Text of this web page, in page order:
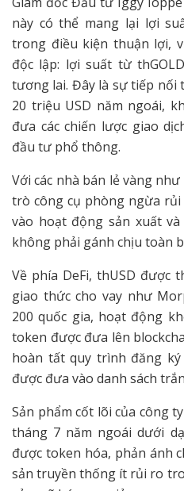
này có thể mang lại lợi
trong điều kiện thuận lợi,
độc lập: lợi suất từ
tương lai. Đây là sự tiếp nối
20 triệu USD năm ngoái,
đưa các chiến lược giao
đầu tư phổ thông.
Với các nhà bán lẻ vàng
trò công cụ phòng ngừa
vào hoạt động sản xuất
không phải gánh chịu toàn
Về phía DeFi, thUSD được
giao thức cho vay như
200 quốc gia, hoạt động
token được đưa lên
hoàn tất quy trình đăng
được đưa vào danh sách
Sản phẩm cốt lõi của công
tháng 7 năm ngoái dưới
được token hóa, phản ánh
sản truyền thống ít rủi ro